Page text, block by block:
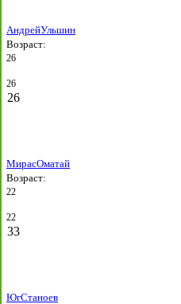
АндрейУльшин
Возраст:
26
26
26
МирасОматай
Возраст:
22
22
33
ЮгСтаноев